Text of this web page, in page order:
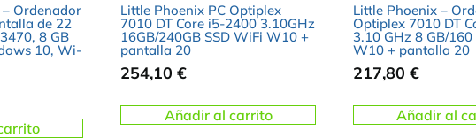
– Ordenador
de 22
8 GB
10, Wi-
Little Phoenix PC Optiplex
7010 DT Core i5-2400 3.10GHz
16GB/240GB SSD WiFi W10 +
pantalla 20
254,10€
Añadir al carrito
Little Phoenix –
Optiplex 7010 DT
3.10 GHz 8 GB/160
W10 + pantalla 20
217,80€
Añadir al